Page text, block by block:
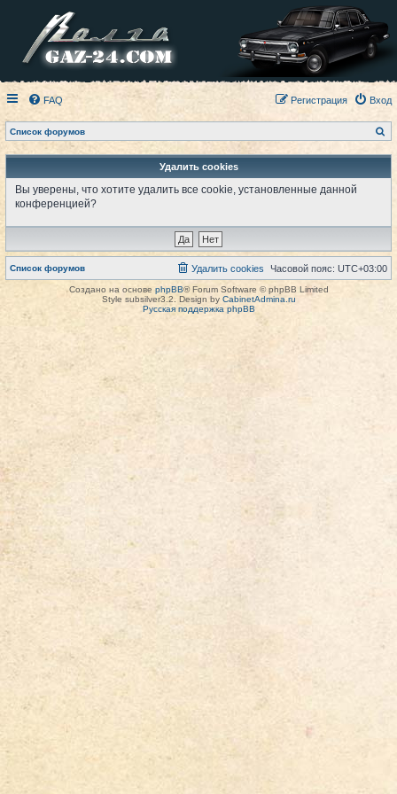
FAQ Вход
Регистрация
Список форумов
о
с
Удалить cookies
Вы уверены, что хотите удалить все cookie, установленные данной
конференцией?
Список форумов Часовой пояс: UTC+03:00
Удалить cookies
Создано на основе phpBB® Forum Software © phpBB Limited
Style subsilver3.2. Design by CabinetAdmina.ru
Русская поддержка phpBB